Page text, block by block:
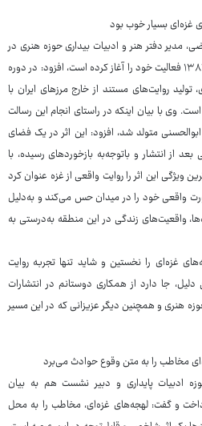
غزه‌ای بسیار خوب بود
مدیر دفتر هنر و ادبیات بیداری حوزه هنری در
سخنانی با بیان اینکه این دفتر از سال۱۳۸۷ فعالیت خود را آغاز کرده است، افزود: در دوره
روایت‌های مستند از خارج مرزهای ایران با
وی با بیان اینکه در راستای انجام این رسالت
متولد شد، افزود: این اثر در یک فضای
از انتشار و باتوجه‌به بازخوردهای رسیده، با
این اثر را روایت واقعی از غزه عنوان کرد
واقعی خود را در میدان حس می‌کند و به‌دلیل
واقعیت‌های زندگی در این منطقه به‌درستی به
غزه‌ای را نخستین و شاید تنها تجربه روایت
جا دارد از همکاری دوستانم در انتشارات
هنری و همچنین دیگر عزیزانی که در این مسیر
مخاطب را به متن وقوع حوادث می‌برد
ادبیات پایداری و دبیر نشست هم به بیان
و گفت: لهجه‌های غزه‌ای، مخاطب را به محل